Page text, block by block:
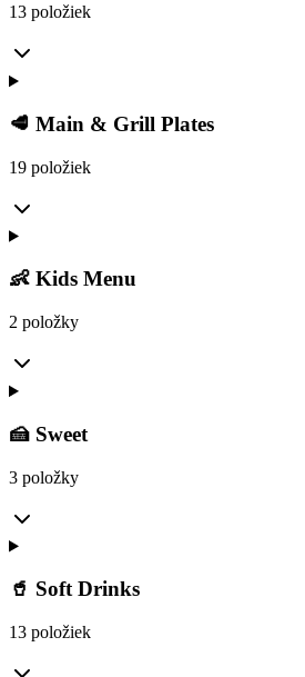
13 položiek
🥩 Main & Grill Plates
19 položiek
👶 Kids Menu
2 položky
🍰 Sweet
3 položky
🥤 Soft Drinks
13 položiek